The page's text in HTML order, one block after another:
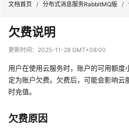
最
新
态
服
公
告
文档首页 / 分布式消息服务RabbitMQ版 /
欠费说明
更新时间： 2025-11-28 GMT+08:00
用户在使用云服务时，账户的可用额度
定为账户欠费。欠费后，可能会影响云
时充值。
欠费原因